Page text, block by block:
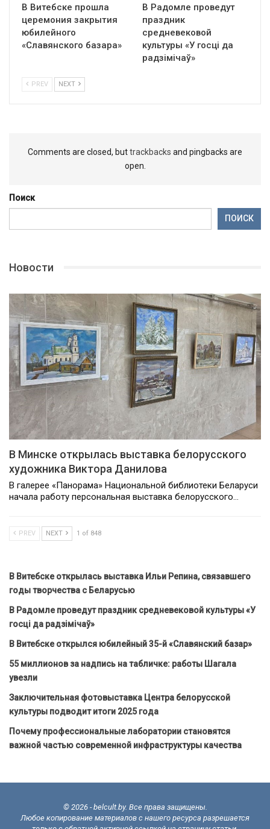
В Витебске прошла
церемония закрытия
юбилейного
«Славянского базара»
В Радомле проведут
праздник
средневековой
культуры «У госці да
радзімічаў»
PREV NEXT
Comments are closed, buttrackbacks and pingbacks are
open.
Поиск
ПОИСК
Новости
В Минске открылась выставка белорусского
художника Виктора Данилова
В галерее «Панорама» Национальной библиотеки Беларуси
начала работу персональная выставка белорусского…
PREV NEXT 1 of 848
В Витебске открылась выставка Ильи Репина, связавшего
годы творчества с Беларусью
В Радомле проведут праздник средневековой культуры «У
госці да радзімічаў»
В Витебске открылся юбилейный 35-й «Славянский базар»
55 миллионов за надпись на табличке: работы Шагала
увезли
Заключительная фотовыставка Центра белорусской
культуры подводит итоги 2025 года
Почему профессиональные лаборатории становятся
важной частью современной инфраструктуры качества
© 2026 - belcult.by. Все права защищены.
Любое копирование материалов с нашего ресурса разрешается